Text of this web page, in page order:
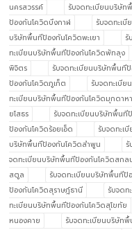
นครสวรรค์
รับจดทะเบียนบริษั
ป้องกันโควิดบึงกาฬ
รับจดทะเ
บริษัทพื้นทีป้องกันโควิดพะเยา
รั
ทะเบียนบริษัทพื้นทีป้องกันโควิดพัทลุง
พิจิตร
รับจดทะเบียนบริษัทพื้นที
ป้องกันโควิดภูเก็ต
รับจดทะเบี
ทะเบียนบริษัทพื้นทีป้องกันโควิดมุกดาห
ยโสธร
รับจดทะเบียนบริษัทพื้นที
ป้องกันโควิดร้อยเอ็ด
รับจดทะเ
บริษัทพื้นทีป้องกันโควิดลำพูน
จดทะเบียนบริษัทพื้นทีป้องกันโควิดสกล
สตูล
รับจดทะเบียนบริษัทพื้นทีป้
ป้องกันโควิดสุราษฎ์ธานี
รับจด
ทะเบียนบริษัทพื้นทีป้องกันโควิดสุโขทัย
หนองคาย
รับจดทะเบียนบริษัท